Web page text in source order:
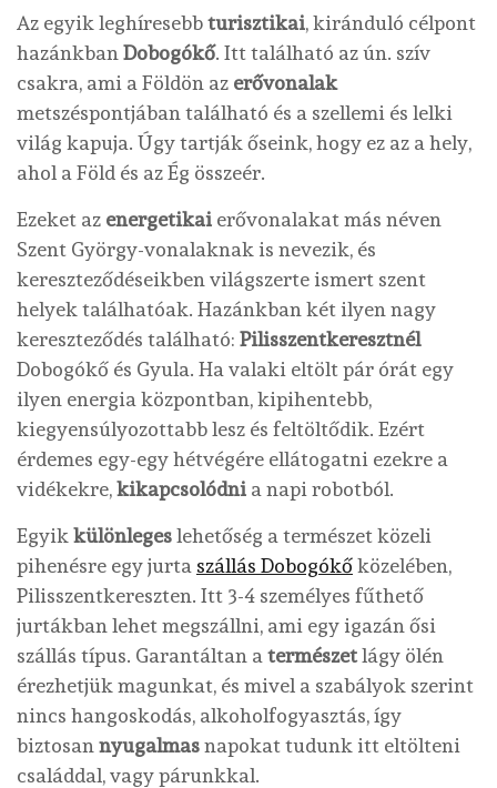
Az egyik leghíresebbturisztikai, kiránduló célpont
hazánkban Dobogókő. Itt található az ún. szív
csakra, ami a Földön az erővonalak
metszéspontjában található és a szellemi és lelki
világ kapuja. Úgy tartják őseink, hogy ez az a hely,
ahol a Föld és az Ég összeér.
Ezeket az energetikai erővonalakat más néven
Szent György-vonalaknak is nevezik, és
kereszteződéseikben világszerte ismert szent
helyek találhatóak. Hazánkban két ilyen nagy
kereszteződés található: Pilisszentkeresztnél
Dobogókő és Gyula. Ha valaki eltölt pár órát egy
ilyen energia központban, kipihentebb,
kiegyensúlyozottabb lesz és feltöltődik. Ezért
érdemes egy-egy hétvégére ellátogatni ezekre a
vidékekre,kikapcsolódni a napi robotból.
Egyik különlegeslehetőség a természet közeli
pihenésre egy jurta szállás Dobogókőközelében,
Pilisszentkereszten. Itt 3-4 személyes fűthető
jurtákban lehet megszállni, ami egy igazán ősi
szállás típus. Garantáltan a természetlágy ölén
érezhetjük magunkat, és mivel a szabályok szerint
nincs hangoskodás, alkoholfogyasztás, így
biztosan nyugalmasnapokat tudunk itt eltölteni
családdal, vagy párunkkal.